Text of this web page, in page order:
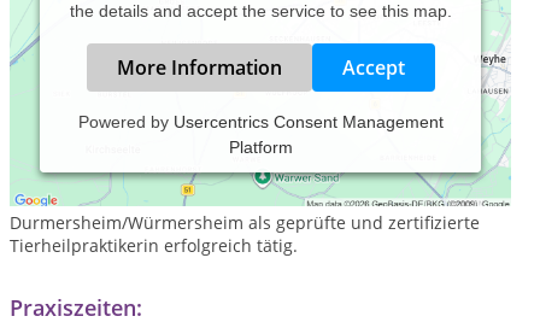
the details and accept the service to see this map.
More Information Accept
Powered by Usercentrics Consent Management
Platform
Ich bin am 29.07.1960 in Karlsruhe gebohren. Meine
Ausbildung absolvierte ich 2005 an der Paracelsusschule in
Karlsruhe. Seitdem bin in meiner kleinen Praxis in
Durmersheim/Würmersheim als geprüfte und zertifizierte
Tierheilpraktikerin erfolgreich tätig.
Praxiszeiten: